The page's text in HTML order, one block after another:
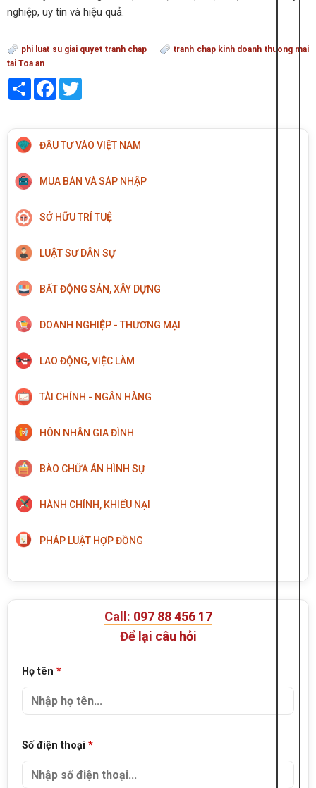
nghiệp, uy tín và hiệu quả.
phi luat su giai quyet tranh chap
tranh chap kinh doanh thuong mai
tai Toa an
Share Facebook
ĐẦU TƯ VÀO VIỆT NAM
MUA BÁN VÀ SÁP NHẬP
SỞ HỮU TRÍ TUỆ
LUẬT SƯ DÂN SỰ
BẤT ĐỘNG SẢN, XÂY DỰNG
DOANH NGHIỆP - THƯƠNG MẠI
LAO ĐỘNG, VIỆC LÀM
TÀI CHÍNH - NGÂN HÀNG
HÔN NHÂN GIA ĐÌNH
BÀO CHỮA ÁN HÌNH SỰ
HÀNH CHÍNH, KHIẾU NẠI
PHÁP LUẬT HỢP ĐỒNG
Call: 097 88 456 17
Để lại câu hỏi
Họ tên *
Số điện thoại *